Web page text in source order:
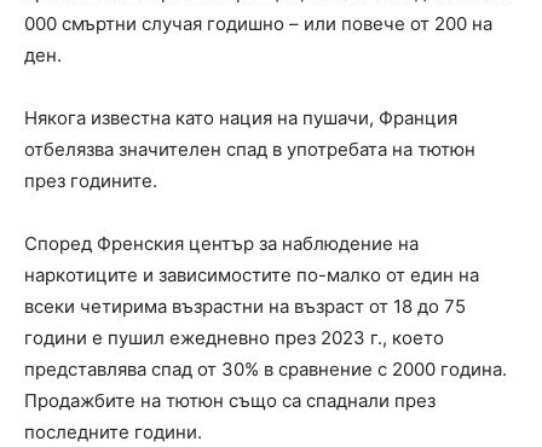
000 смъртни случая годишно – или повече от 200 на
ден.
Някога известна като нация на пушачи, Франция
отбелязва значителен спад в употребата на тютюн
през годините.
Според Френския център за наблюдение на
наркотиците и зависимостите по-малко от един на
всеки четирима възрастни на възраст от 18 до 75
години е пушил ежедневно през 2023 г., което
представлява спад от 30% в сравнение с 2000 година.
Продажбите на тютюн също са спаднали през
последните години.